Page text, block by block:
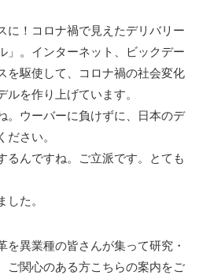
に！コロナ禍で見えたデリバリー
」。インターネット、ビックデー
を駆使して、コロナ禍の社会変化
を作り上げています。
。ウーバーに負けずに、日本のデ
ださい。
るんですね。ご立派です。とても
た。
を異業種の皆さんが集って研究・
ご関心のある方こちらの案内をご